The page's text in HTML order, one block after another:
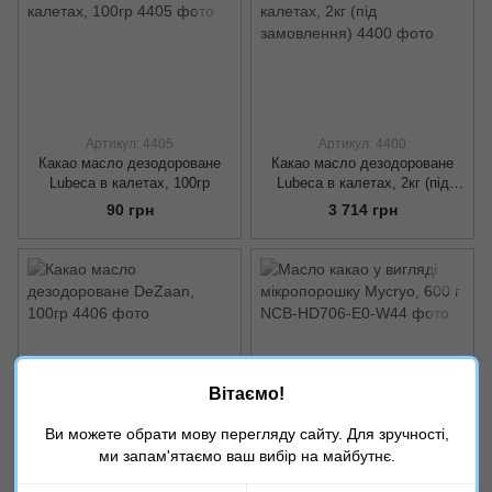
Артикул: 4405
Какао масло дезодороване
Lubeca в калетах, 100гр
90 грн
Артикул: 4400
Какао масло дезодороване
Lubeca в калетах, 2кг (під
замовлення)
3 714 грн
Артикул: 4406
Какао масло дезодороване
Артикул: NCB-HD706-E0-W44
Масло какао у вигляді
Вітаємо!
Ви можете обрати мову перегляду сайту. Для зручності,
ми запам'ятаємо ваш вибір на майбутнє.